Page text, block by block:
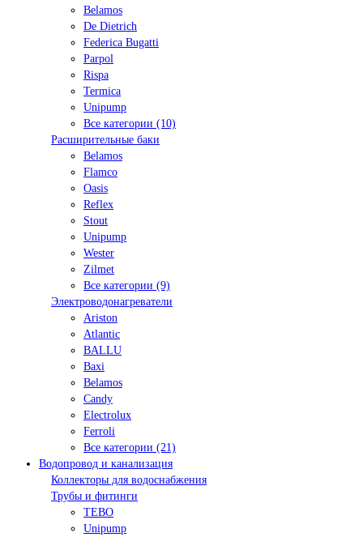
Belamos
De Dietrich
Federica Bugatti
Parpol
Rispa
Termica
Unipump
Все категории (10)
Расширительные баки
Belamos
Flamco
Oasis
Reflex
Stout
Unipump
Wester
Zilmet
Все категории (9)
Электроводонагреватели
Ariston
Atlantic
BALLU
Baxi
Belamos
Candy
Electrolux
Ferroli
Все категории (21)
Водопровод и канализация
Коллекторы для водоснабжения
Трубы и фитинги
TEBO
Unipump